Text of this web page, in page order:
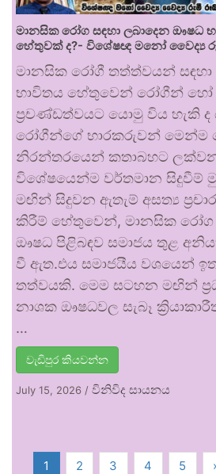
මානසික රෝග සඳහා ලබාදෙන ඖෂධ
හේතුවක් ද?- විශේෂඥ මනෝ වෛද්‍ය
මානසික රෝගී තත්ත්වයන්
භාවිතය හේතුවෙන් රෝගීන් හෝ
ප්‍රචණ්ඩත්වයට යොමු විය හැකි
රෝගීන්ගේ භාරකරුවන් මෙන්ම
නිරන්තරයෙන් කතාබහට ලක්වන
විශේෂයෙන්ම වර්තමාන සිදුවීම්
මඟින් සිදුවන ඇතැම් අසත්‍ය
කිරීම් හේතුවෙන්, මානසික රෝග
ඖෂධ පිළිබඳව සමාජය තුළ
වී ඇත.එය සමාජයීය වශයෙන්
තත්වයකි. මෙම සටහන මඟින්
නාශක ඖෂධවල සැබෑ
…
වැඩිපුර කියවන්න
July 15, 2026 / විනිවිද සායනය
1 2 3 4 5 ›